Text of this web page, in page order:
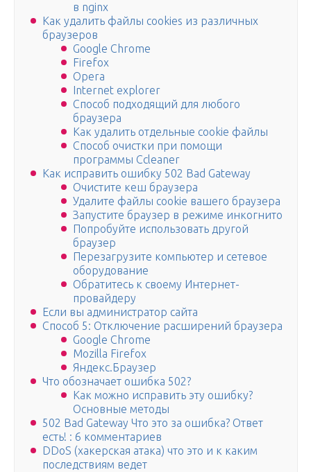
в nginx
Как удалить файлы cookies из различных
браузеров
Google Chrome
Firefox
Opera
Internet explorer
Способ подходящий для любого
браузера
Как удалить отдельные cookie файлы
Способ очистки при помощи
программы Ccleaner
Как исправить ошибку 502 Bad Gateway
Очистите кеш браузера
Удалите файлы cookie вашего браузера
Запустите браузер в режиме инкогнито
Попробуйте использовать другой
браузер
Перезагрузите компьютер и сетевое
оборудование
Обратитесь к своему Интернет-
провайдеру
Если вы администратор сайта
Способ 5: Отключение расширений браузера
Google Chrome
Mozilla Firefox
Яндекс.Браузер
Что обозначает ошибка 502?
Как можно исправить эту ошибку?
Основные методы
502 Bad Gateway Что это за ошибка? Ответ
есть! : 6 комментариев
DDoS (хакерская атака) что это и к каким
последствиям ведет